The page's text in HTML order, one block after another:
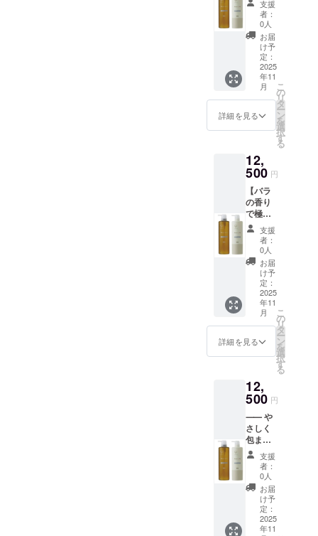
スマス
クで
す。 こ
んな方
にオス
スメ。
・肌の
乾燥や
ごわつ
きが気
スしな
がら
しっか
り保湿
したい
3つのポ
イント
肌あた
りふん
わり、
密着
フィッ
ト 薄手
で柔ら
かい
が肌に
ぴった
容成分
をぐん
ぐん浸
透。 植
物由来
のやさ
しさ
天然由
来の保
湿成分
配合
で、敏
感な肌
に。 そ
んなあ
なたに
贈るの
が、植
物のチ
カラを
ぎゅっ
と詰め
込んだ
スクで
す。 サ
ロン品
質をそ
のまま
ご自宅
で ナ
チュラ
ルでや
さしい
成分配
1〜2回
で、
しっと
りなめ
らかな
然の香
り（※香
類を入
れても
◎） 髪
にうる
おいと
ツヤを
与える
だけで
なく、
心まで
りに包
まれる
—— ナ
ンバー
スリー
ユルル
カ ジャ
スミン
シャン
プー＆
トリー
トメン
のバス
タイム
が、ま
るで花
園にい
るかの
ような
ご褒美
時間に
変わり
ます。
ユルル
カの
ジャス
ミンシ
リーズ
は、フ
ホワイ
トジャ
スミン
の香り
を中心
に、ほ
んのり
甘くや
さしい
フロー
ラル
ブーケ
が広が
る極上
支援
者：
0人
お届
け予
定：
2025
年11
月
詳細を見る
こ
の
リ
タ
ー
ン
を
選
択
す
る
12,
500 円
【バラ
の香り
で極上
の癒し
時間
を】 ユ
ルルカ
ローズ
シャン
プー＆
トリー
トメン
トセッ
ト 植物
のチカ
ラと香
しで話
題のナ
ンバー
スリー
「ユル
ルカ」
シリー
ズか
ら、待
望の
ローズ
の香り
が登
場！ バ
支援
者：
0人
お届
け予
定：
2025
年11
月
詳細を見る
こ
の
リ
タ
ー
ン
を
選
択
す
る
12,
500 円
⸺ や
さしく
包まれ
る、癒
しのバ
スタイ
ムを。
ユルル
カ カモ
ミール
の香り
支援
者：
0人
お届
け予
定：
2025
年11